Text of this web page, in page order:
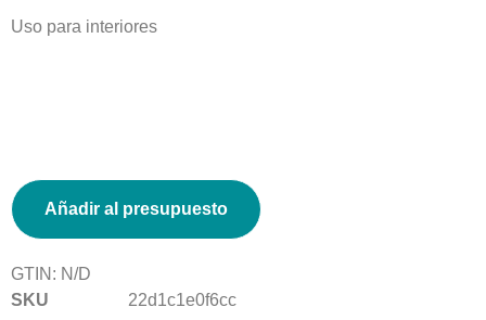
Uso para interiores
Añadir al presupuesto
GTIN: N/D
SKU
22d1c1e0f6cc